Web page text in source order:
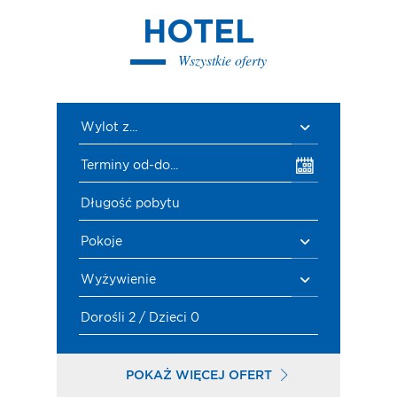
HOTEL
Wszystkie oferty
Wylot z...
Terminy od-do...
Długość pobytu
Pokoje
Wyżywienie
Dorośli 2 / Dzieci 0
POKAŻ WIĘCEJ OFERT